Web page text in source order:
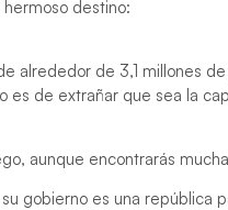
destino:
alrededor de 3,1 millones
es de extrañar que sea la
aunque encontrarás
gobierno es una república